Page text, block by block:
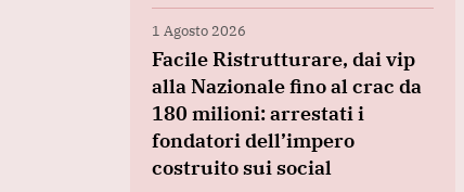
1 Agosto 2026
Facile Ristrutturare, dai vip
alla Nazionale fino al crac da
180 milioni: arrestati i
fondatori dell’impero
costruito sui social